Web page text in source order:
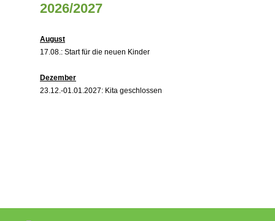
2026/2027
August
17.08.: Start für die neuen Kinder
Dezember
23.12.-01.01.2027: Kita geschlossen